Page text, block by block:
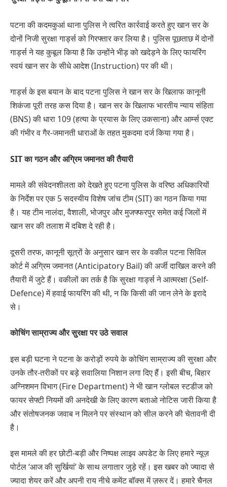
पटना की कदमकुआं थाना पुलिस ने त्वरित कार्रवाई करते हुए खान सर के
दोनों निजी सुरक्षा गार्ड्स को गिरफ्तार कर लिया है। पुलिस पूछताछ में दोनों
गार्ड्स ने यह कुबूल किया है कि उन्होंने भीड़ को खदेड़ने के लिए फायरिंग
स्वयं खान सर के सीधे आदेश (Instruction) पर की थी।
गार्ड्स के इस बयान के बाद पटना पुलिस ने खान सर के खिलाफ कानूनी
शिकंजा पूरी तरह कस दिया है। खान सर के खिलाफ भारतीय न्याय संहिता
(BNS) की धारा 109 (हत्या के प्रयास के लिए उकसाना) और आर्म्स एक्ट
की गंभीर व गैर-जमानती धाराओं के तहत मुकदमा दर्ज किया गया है।
SIT का गठन और अग्रिम जमानत की तैयारी
मामले की संवेदनशीलता को देखते हुए पटना पुलिस के वरिष्ठ अधिकारियों
के निर्देश पर एक 5 सदस्यीय विशेष जांच टीम (SIT) का गठन किया गया
है। यह टीम नालंदा, वैशाली, भोजपुर और मुजफ्फरपुर समेत कई जिलों में
खान सर की तलाश में दबिश दे रही है।
दूसरी तरफ, कानूनी सूत्रों के अनुसार खान सर के वकील पटना सिविल
कोर्ट में अग्रिम जमानत (Anticipatory Bail) की अर्जी दाखिल करने की
तैयारी में जुटे हैं। वकीलों का तर्क है कि सुरक्षा गार्ड्स ने आत्मरक्षा (Self-
Defence) में हवाई फायरिंग की थी, न कि किसी की जान लेने के इरादे
से।
कोचिंग साम्राज्य और सुरक्षा पर उठे सवाल
इस बड़ी घटना ने पटना के करोड़ों रुपये के कोचिंग साम्राज्य की सुरक्षा और
उनके तौर-तरीकों पर बड़े सवालिया निशान लगा दिए हैं। इसी बीच, बिहार
अग्निशमन विभाग (Fire Department) ने भी खान ग्लोबल स्टडीज को
फायर सेफ्टी नियमों की अनदेखी के लिए कारण बताओ नोटिस जारी किया है
और संतोषजनक जवाब न मिलने पर संस्थान को सील करने की चेतावनी दी
है।
इस मामले की हर छोटी-बड़ी और निष्पक्ष लाइव अपडेट के लिए हमारे न्यूज़
पोर्टल ‘आज की सुर्खियां’ के साथ लगातार जुड़े रहें। इस खबर को ज्यादा से
ज्यादा शेयर करें और अपनी राय नीचे कमेंट बॉक्स में ज़रूर दें। हमारे चैनल